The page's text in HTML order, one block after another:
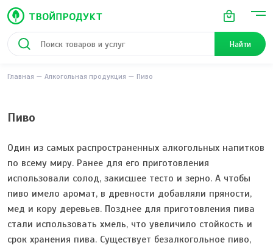
Найти
Главная Алкогольная продукция Пиво
Пиво
Один из самых распространенных алкогольных напитков
по всему миру. Ранее для его приготовления
использовали солод, закисшее тесто и зерно. А чтобы
пиво имело аромат, в древности добавляли пряности,
мед и кору деревьев. Позднее для приготовления пива
стали использовать хмель, что увеличило стойкость и
срок хранения пива. Существует безалкогольное пиво,